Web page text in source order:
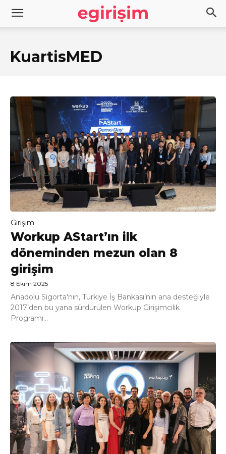
KuartisMED
Girişim
Workup AStart’ın ilk
döneminden mezun olan 8
girişim
8 Ekim 2025
Anadolu Sigorta'nın, Türkiye İş Bankası’nın ana desteğiyle
2017’den bu yana sürdürülen Workup Girişimcilik
Programı...